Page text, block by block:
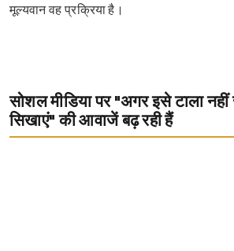
मूल्यवान वह प्रक्रिया है।
सोशल मीडिया पर "अगर इसे टाला
सिखाएं" की आवाजें बढ़ रही हैं